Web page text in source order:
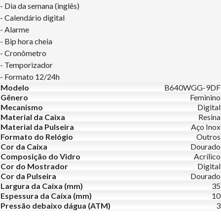
- Dia da semana (inglês)
- Calendário digital
- Alarme
- Bip hora cheia
- Cronômetro
- Temporizador
- Formato 12/24h
Modelo
B640WGG-9DF
Gênero
Feminino
Mecanismo
Digital
Material da Caixa
Resina
Material da Pulseira
Aço Inox
Formato do Relógio
Outros
Cor da Caixa
Dourado
Composição do Vidro
Acrílico
Cor do Mostrador
Digital
Cor da Pulseira
Dourado
Largura da Caixa (mm)
35
Espessura da Caixa (mm)
10
Pressão debaixo dágua (ATM)
3